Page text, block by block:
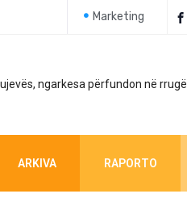
Marketing
ngarkesa përfundon në rrugë
ARKIVA RAPORTO